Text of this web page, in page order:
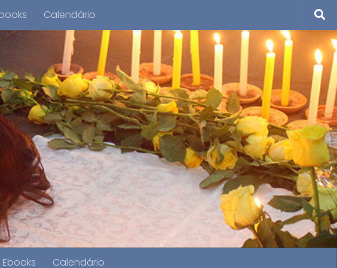
Calendário
Ebooks Calendário